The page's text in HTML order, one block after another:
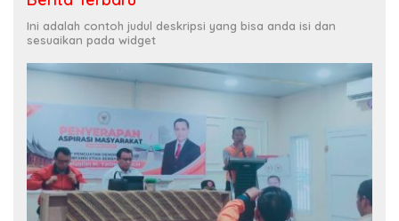
Ini adalah contoh judul deskripsi yang bisa anda isi dan
sesuaikan pada widget